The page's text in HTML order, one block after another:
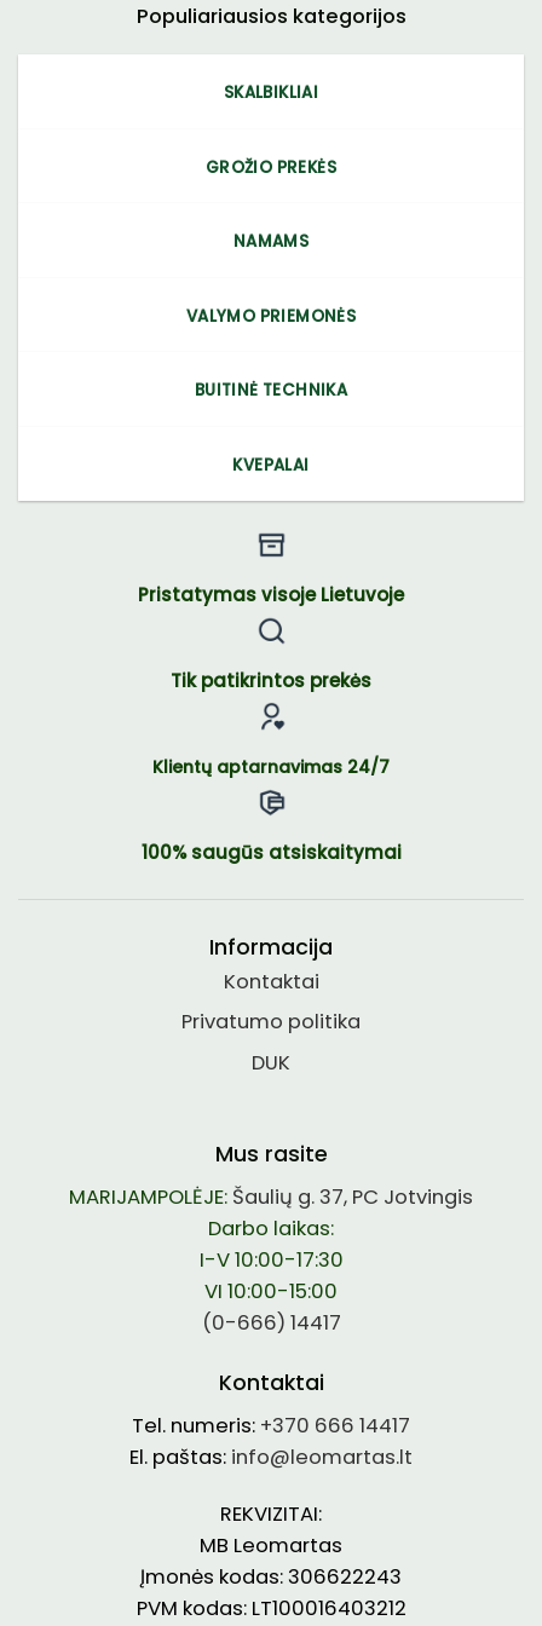
Populiariausios kategorijos
SKALBIKLIAI
GROŽIO PREKĖS
NAMAMS
VALYMO PRIEMONĖS
BUITINĖ TECHNIKA
KVEPALAI
Pristatymas visoje Lietuvoje
Tik patikrintos prekės
Klientų aptarnavimas 24/7
100% saugūs atsiskaitymai
Informacija
Kontaktai
Privatumo politika
DUK
Mus rasite
MARIJAMPOLĖJE: Šaulių g. 37, PC Jotvingis
Darbo laikas:
I-V 10:00-17:30
VI 10:00-15:00
(0-666) 14417
Kontaktai
Tel. numeris: +370 666 14417
El. paštas: info@leomartas.lt
REKVIZITAI:
MB Leomartas
Įmonės kodas: 306622243
PVM kodas: LT100016403212